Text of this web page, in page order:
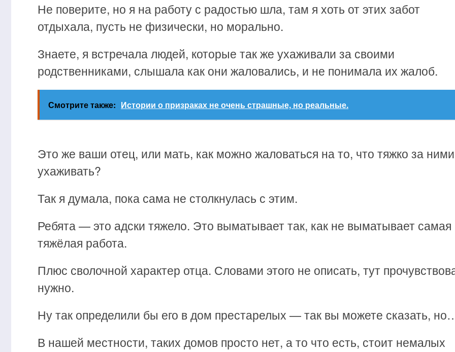
Не поверите, но я на работу с радостью шла, там я хоть от этих забот
отдыхала, пусть не физически, но морально.
Знаете, я встречала людей, которые так же ухаживали за своими
родственниками, слышала как они жаловались, и не понимала их жалоб.
Смотрите также: Истории о призраках не очень страшные, но реальные.
Это же ваши отец, или мать, как можно жаловаться на то, что тяжко за ними
ухаживать?
Так я думала, пока сама не столкнулась с этим.
Ребята — это адски тяжело. Это выматывает так, как не выматывает самая
тяжёлая работа.
Плюс сволочной характер отца. Словами этого не описать, тут
нужно.
Ну так определили бы его в дом престарелых — так вы можете сказать,
В нашей местности, таких домов просто нет, а то что есть, стоит немалых